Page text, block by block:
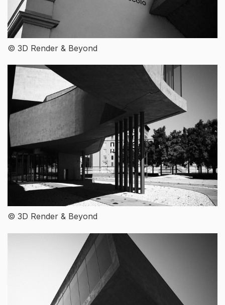
© 3D Render & Beyond
© 3D Render & Beyond